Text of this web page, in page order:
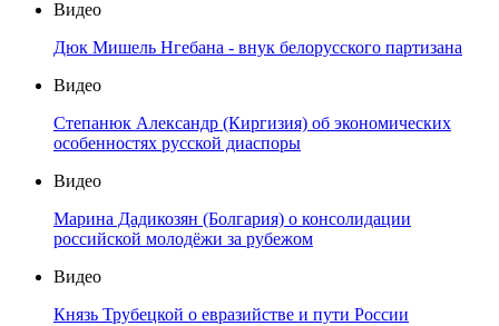
Видео
Дюк Мишель Нгебана - внук белорусского партизана
Видео
Степанюк Александр (Киргизия) об экономических
особенностях русской диаспоры
Видео
Марина Дадикозян (Болгария) о консолидации
российской молодёжи за рубежом
Видео
Князь Трубецкой о евразийстве и пути России